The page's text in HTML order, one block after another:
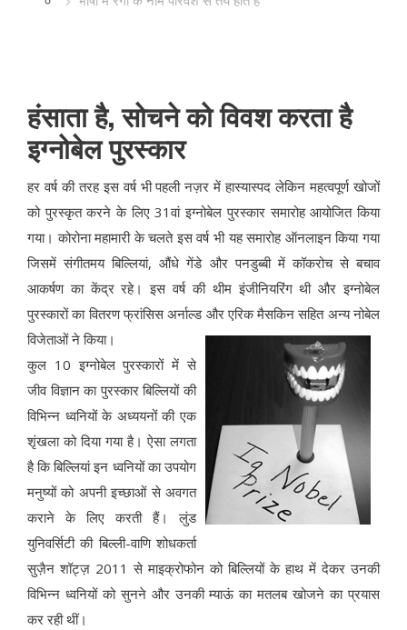
हंसाता है, सोचने को विवश करता है
इग्नोबेल पुरस्कार
हर वर्ष की तरह इस वर्ष भी पहली नज़र में हास्यास्पद लेकिन महत्वपूर्ण खोजों
को पुरस्कृत करने के लिए 31वां इग्नोबेल पुरस्कार समारोह आयोजित किया
गया। कोरोना महामारी के चलते इस वर्ष भी यह समारोह ऑनलाइन किया गया
जिसमें संगीतमय बिल्लियां, औंधे गेंडे और पनडुब्बी में कॉकरोच से बचाव
आकर्षण का केंद्र रहे। इस वर्ष की थीम इंजीनियरिंग थी और इग्नोबेल
पुरस्कारों का वितरण फ्रांसिस अर्नाल्ड और एरिक मैसकिन सहित अन्य नोबेल
विजेताओं ने किया।
कुल 10 इग्नोबेल पुरस्कारों में से
जीव विज्ञान का पुरस्कार बिल्लियों की
विभिन्न ध्वनियों के अध्ययनों की एक
शृंखला को दिया गया है। ऐसा लगता
है कि बिल्लियां इन ध्वनियों का उपयोग
मनुष्यों को अपनी इच्छाओं से अवगत
कराने के लिए करती हैं। लुंड
युनिवर्सिटी की बिल्ली-वाणि शोधकर्ता
सुज़ैन शॉट्ज़ 2011 से माइक्रोफोन को बिल्लियों के हाथ में देकर उनकी
विभिन्न ध्वनियों को सुनने और उनकी म्याऊं का मतलब खोजने का प्रयास
कर रही थीं।